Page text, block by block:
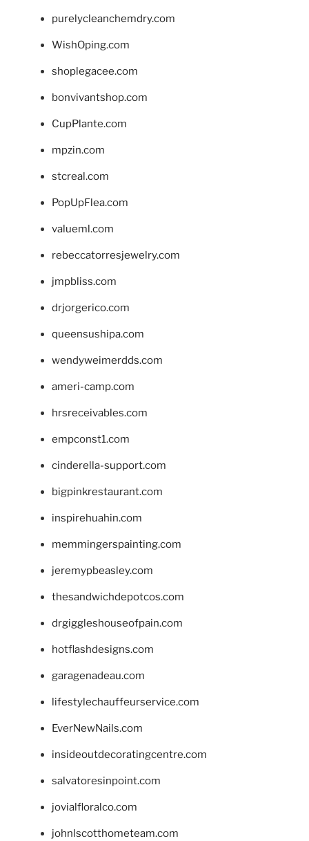
purelycleanchemdry.com
WishOping.com
shoplegacee.com
bonvivantshop.com
CupPlante.com
mpzin.com
stcreal.com
PopUpFlea.com
valueml.com
rebeccatorresjewelry.com
jmpbliss.com
drjorgerico.com
queensushipa.com
wendyweimerdds.com
ameri-camp.com
hrsreceivables.com
empconst1.com
cinderella-support.com
bigpinkrestaurant.com
inspirehuahin.com
memmingerspainting.com
jeremypbeasley.com
thesandwichdepotcos.com
drgiggleshouseofpain.com
hotflashdesigns.com
garagenadeau.com
lifestylechauffeurservice.com
EverNewNails.com
insideoutdecoratingcentre.com
salvatoresinpoint.com
jovialfloralco.com
johnlscotthometeam.com